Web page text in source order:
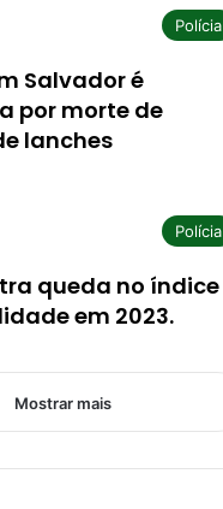
Polícia
Salvador é
por morte de
lanches
Polícia
queda no índice
em 2023.
Mostrar mais